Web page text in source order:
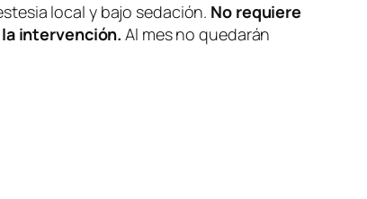
local y bajo sedación. No requiere
intervención. Al mes no quedarán